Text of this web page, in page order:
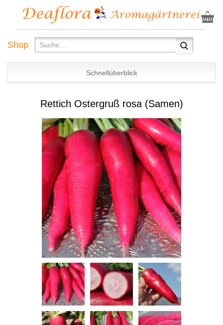
Shop
Schnellüberblick
Rettich Ostergruß rosa (Samen)